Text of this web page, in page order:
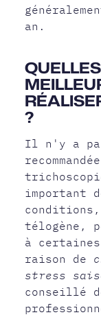
an.
?
Il n'y a
important
télogène,
à
raison de
stress
conseillé